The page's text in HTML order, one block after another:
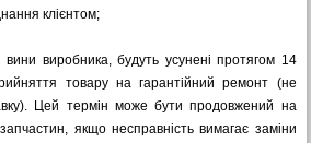
клієнтом;
виробника, будуть усунені протягом 14
товару на гарантійний ремонт (не
Цей термін може бути продовжений на
якщо несправність вимагає заміни